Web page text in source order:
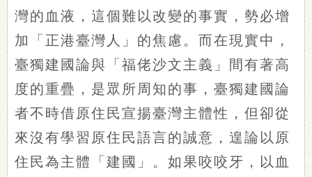
灣的血液，這個難以改變的事實，勢必增
加「正港臺灣人」的焦慮。而在現實中，
臺獨建國論與「福佬沙文主義」間有著高
度的重疊，是眾所周知的事，臺獨建國論
者不時借原住民宣揚臺灣主體性，但卻從
來沒有學習原住民語言的誠意，遑論以原
住民為主體「建國」。如果咬咬牙，以血